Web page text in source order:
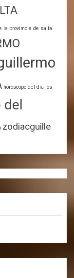
la provimcia de salta
horóscopo del día los
del
zodiacguille